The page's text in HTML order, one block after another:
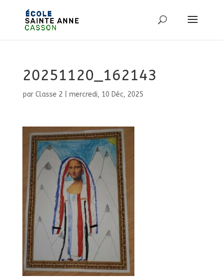
20251120_162143
par Classe 2 mercredi, 10 Déc, 2025